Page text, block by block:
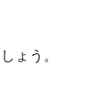
ょう。